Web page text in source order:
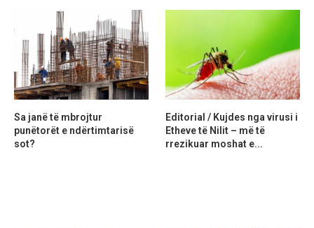
Sa janë të mbrojtur
punëtorët e ndërtimtarisë
sot?
Editorial / Kujdes nga virusi i
Etheve të Nilit – më të
rrezikuar moshat e...